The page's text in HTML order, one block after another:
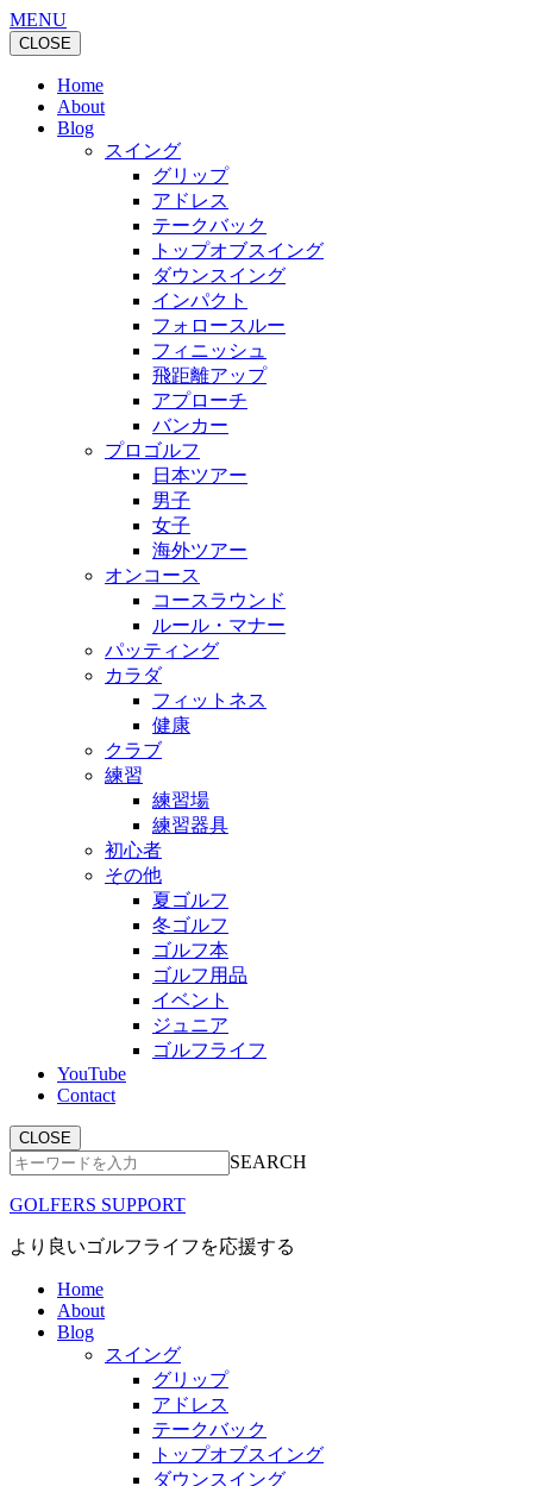
MENU
CLOSE
Home
About
Blog
スイング
グリップ
アドレス
テークバック
トップオブスイング
ダウンスイング
インパクト
フォロースルー
フィニッシュ
飛距離アップ
アプローチ
バンカー
プロゴルフ
日本ツアー
男子
女子
海外ツアー
オンコース
コースラウンド
ルール・マナー
パッティング
カラダ
フィットネス
健康
クラブ
練習
練習場
練習器具
初心者
その他
夏ゴルフ
冬ゴルフ
ゴルフ本
ゴルフ用品
イベント
ジュニア
ゴルフライフ
YouTube
Contact
CLOSE
SEARCH
GOLFERS SUPPORT
より良いゴルフライフを応援する
Home
About
Blog
スイング
グリップ
アドレス
テークバック
トップオブスイング
ダウンスイング